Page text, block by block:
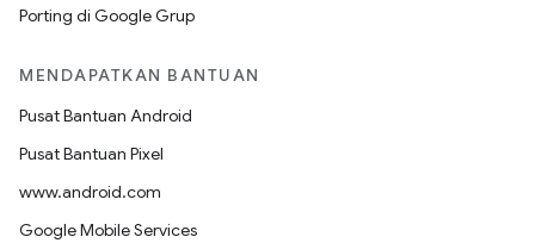
Porting di Google Grup
MENDAPATKAN BANTUAN
Pusat Bantuan Android
Pusat Bantuan Pixel
www.android.com
Google Mobile Services